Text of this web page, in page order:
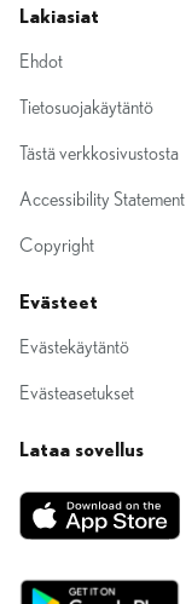
Lakiasiat
Ehdot
Tietosuojakäytäntö
Tästä verkkosivustosta
Accessibility Statement
Copyright
Evästeet
Evästekäytäntö
Evästeasetukset
Lataa sovellus